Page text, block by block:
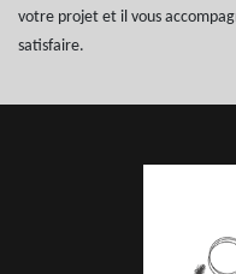
votre projet et il vous
satisfaire.